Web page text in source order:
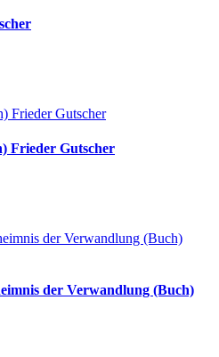
Frieder Gutscher
der Verwandlung (Buch)